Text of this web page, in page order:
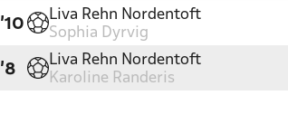
'10
Liva Rehn Nordentoft
Sophia Dyrvig
'8
Liva Rehn Nordentoft
Karoline Randeris